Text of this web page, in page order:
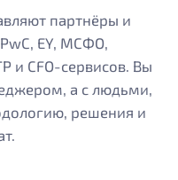
партнёры и
EY, МСФО,
и CFO-сервисов. Вы
а с людьми,
решения и